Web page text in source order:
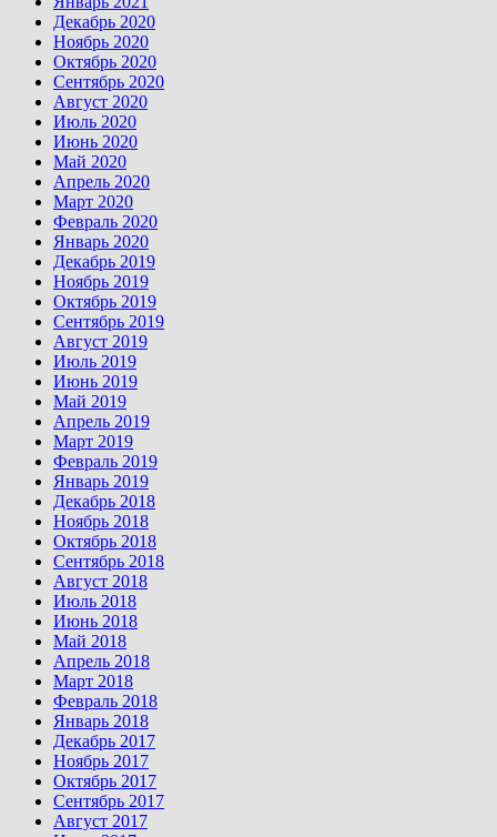
Декабрь 2020
Ноябрь 2020
Октябрь 2020
Сентябрь 2020
Август 2020
Июль 2020
Июнь 2020
Май 2020
Апрель 2020
Март 2020
Февраль 2020
Январь 2020
Декабрь 2019
Ноябрь 2019
Октябрь 2019
Сентябрь 2019
Август 2019
Июль 2019
Июнь 2019
Май 2019
Апрель 2019
Март 2019
Февраль 2019
Январь 2019
Декабрь 2018
Ноябрь 2018
Октябрь 2018
Сентябрь 2018
Август 2018
Июль 2018
Июнь 2018
Май 2018
Апрель 2018
Март 2018
Февраль 2018
Январь 2018
Декабрь 2017
Ноябрь 2017
Октябрь 2017
Сентябрь 2017
Август 2017